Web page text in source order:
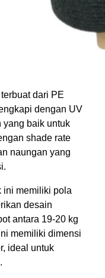
dari PE
dengan UV
yang baik untuk
shade rate
naungan yang
ini memiliki pola
desain
antara 19-20 kg
memiliki dimensi
ideal untuk